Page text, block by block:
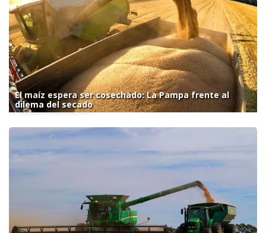
El maíz espera ser cosechado: La Pampa frente al
dilema del secado